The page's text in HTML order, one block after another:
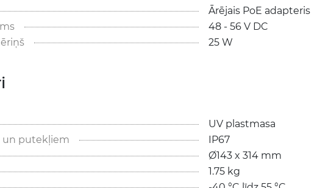
Ārējais PoE adapteris
48 - 56 V DC
25 W
UV plastmasa
un putekļiem
IP67
Ø143 x 314 mm
1.75 kg